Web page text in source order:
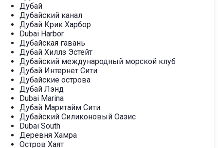
Дубай
Дубайский канал
Дубай Крик Харбор
Dubai Harbor
Дубайская гавань
Дубай Хиллз Эстейт
Дубайский международный морской клуб
Дубай Интернет Сити
Дубайские острова
Дубай Лэнд
Dubai Marina
Дубай Маритайм Сити
Дубайский Силиконовый Оазис
Dubai South
Деревня Хамра
Остров Хаят